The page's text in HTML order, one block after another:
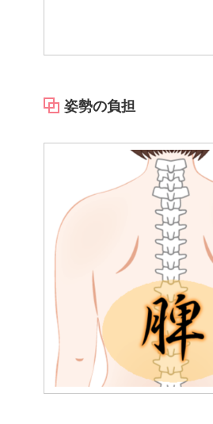
姿勢の負担